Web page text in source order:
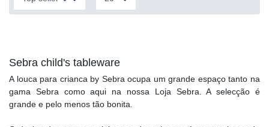
Sebra child's tableware
A louca para crianca by Sebra ocupa um grande espaço tanto na
gama Sebra como aqui na nossa Loja Sebra. A selecção é
grande e pelo menos tão bonita.